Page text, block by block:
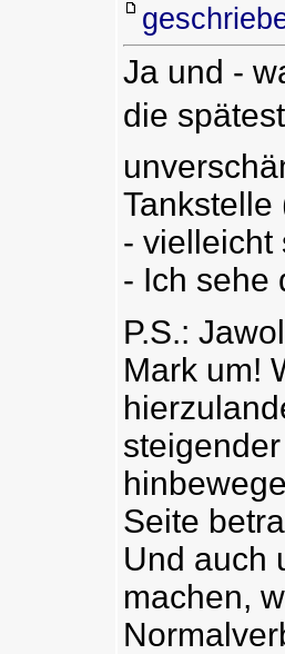
Ja und -
die
Tankstelle
- vielleicht
- Ich sehe
P.S.:
Mark um!
Seite
Und auch
machen,